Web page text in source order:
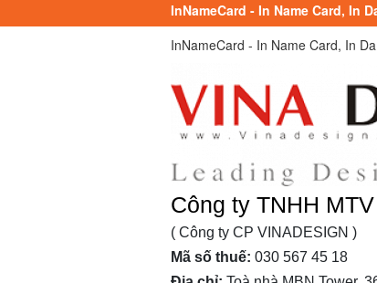
InNameCard - In Name Card, In
InNameCard - In Name Card, In
Công ty TNHH MTV
( Công ty CP VINADESIGN )
Mã số thuế: 030 567 45 18